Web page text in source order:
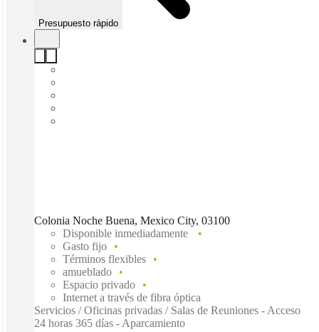
Presupuesto rápido
Colonia Noche Buena, Mexico City, 03100
Disponible inmediadamente
Gasto fijo
Términos flexibles
amueblado
Espacio privado
Internet a través de fibra óptica
Servicios / Oficinas privadas / Salas de Reuniones - Acceso
24 horas 365 días - Aparcamiento